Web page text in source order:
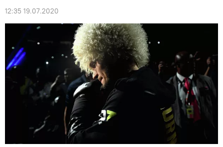
12:35 19.07.2020